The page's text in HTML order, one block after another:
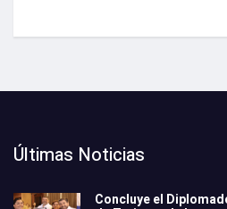
Últimas Noticias
Concluye el